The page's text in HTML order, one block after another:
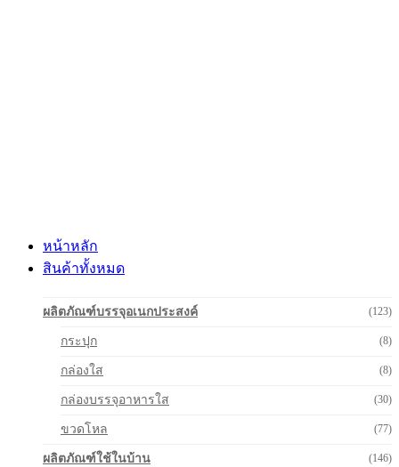
หน้าหลัก
สินค้าทั้งหมด
ผลิตภัณฑ์บรรจุอเนกประสงค์ (123)
กระปุก (8)
กล่องใส (8)
กล่องบรรจุอาหารใส (30)
ขวดโหล (77)
ผลิตภัณฑ์ใช้ในบ้าน (146)